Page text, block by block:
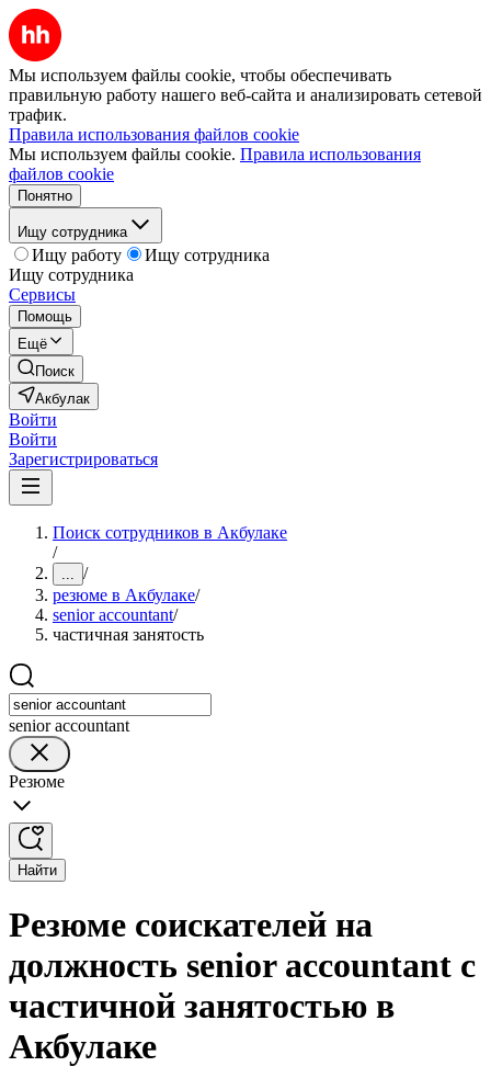
Мы используем файлы cookie, чтобы обеспечивать
правильную работу нашего веб-сайта и анализировать сетевой
трафик.
Правила использования файлов cookie
Мы используем файлы cookie. Правила использования
файлов cookie
Понятно
Ищу сотрудника
Ищу работу
Ищу сотрудника
Ищу сотрудника
Сервисы
Помощь
Ещё
Поиск
Акбулак
Войти
Войти
Зарегистрироваться
Поиск сотрудников в Акбулаке
/
... /
резюме в Акбулаке/
senior accountant/
частичная занятость
senior accountant
Резюме
Найти
Резюме соискателей на
должность senior accountant с
частичной занятостью в
Акбулаке